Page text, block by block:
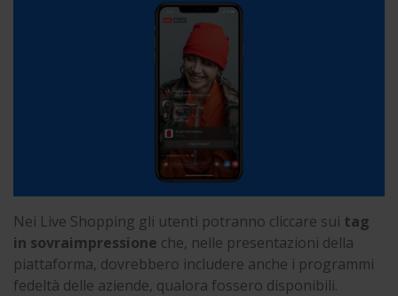
Nei Live Shopping gli utenti potranno cliccare sui tag
in sovraimpressione che, nelle presentazioni della
piattaforma, dovrebbero includere anche i programmi
fedeltà delle aziende, qualora fossero disponibili.